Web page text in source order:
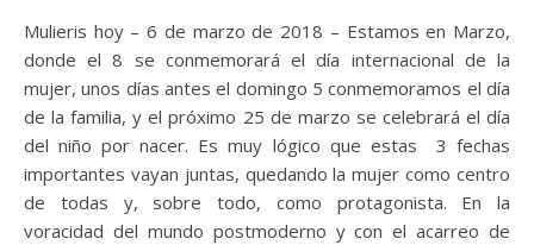
Mulieris hoy – 6 de marzo de 2018 – Estamos en Marzo,
donde el 8 se conmemorará el día internacional de la
mujer, unos días antes el domingo 5 conmemoramos el día
de la familia, y el próximo 25 de marzo se celebrará el día
del niño por nacer. Es muy lógico que estas 3 fechas
importantes vayan juntas, quedando la mujer como centro
de todas y, sobre todo, como protagonista. En la
voracidad del mundo postmoderno y con el acarreo de